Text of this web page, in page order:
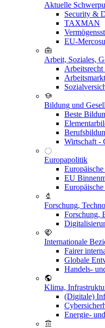
Aktuelle
Security &
TAXMAN
EU-
Arbeit, Soziales,
Bildung und
Beste
Wirtschaft -
Europapolitik
EU
Forschung,
Forschung,
Internationale
Fairer
Globale
Handels-
Klima,
(Digitale)
Energie-